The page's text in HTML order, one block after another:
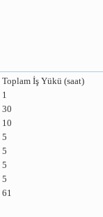
Toplam İş Yükü (saat)
1
30
10
5
5
5
5
61